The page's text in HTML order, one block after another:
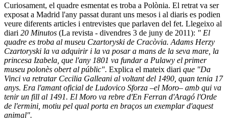
Curiosament, el quadre esmentat es troba a Polònia. El retrat va ser
exposat a Madrid l'any passat durant uns mesos i al diaris es podien
veure diferents articles i entrevistes que parlaven del fet. Llegeixo al
diari 20 Minutos (La revista - divendres 3 de juny de 2011): " El
quadre es troba al museu Czartoryski de Cracòvia. Adams Herzy
Czartoryski la va adquirir i la va posar a mans de la seva mare, la
princesa Izabela, que l'any 1801 va fundar a Pulawy el primer
museu polonès obert al públic". Explica el mateix diari que "Da
Vinci va retratar Cecilia Galleani al voltant del 1490, quan tenia 17
anys. Era l'amant oficial de Ludovico Sforza –el Moro– amb qui va
tenir un fill al 1491. El Moro va rebre d'En Ferran d'Aragó l'Orde
de l'ermini, motiu pel qual porta en braços un exemplar d'aquest
animal".